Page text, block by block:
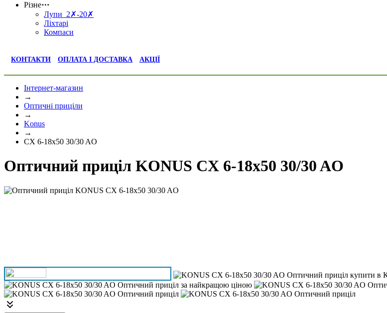
Різне⋯
Лупи 2✗-20✗
Ліхтарі
Компаси
КОНТАКТИ ОПЛАТА І ДОСТАВКА АКЦІЇ
Інтернет-магазин
→
Оптичні приціли
→
Konus
→
CX 6-18x50 30/30 AO
Оптичний приціл KONUS CX 6-18x50 30/30 AO